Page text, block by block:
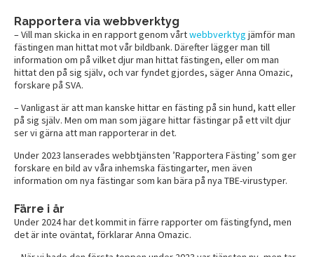
Rapportera via webbverktyg
– Vill man skicka in en rapport genom vårtwebbverktyg jämför man
fästingen man hittat mot vår bildbank. Därefter lägger man till
information om på vilket djur man hittat fästingen, eller om man
hittat den på sig själv, och var fyndet gjordes, säger Anna Omazic,
forskare på SVA.
– Vanligast är att man kanske hittar en fästing på sin hund, katt eller
på sig själv. Men om man som jägare hittar fästingar på ett vilt djur
ser vi gärna att man rapporterar in det.
Under 2023 lanserades webbtjänsten ’Rapportera Fästing’ som ger
forskare en bild av våra inhemska fästingarter, men även
information om nya fästingar som kan bära på nya TBE-virustyper.
Färre i år
Under 2024 har det kommit in färre rapporter om fästingfynd, men
det är inte oväntat, förklarar Anna Omazic.